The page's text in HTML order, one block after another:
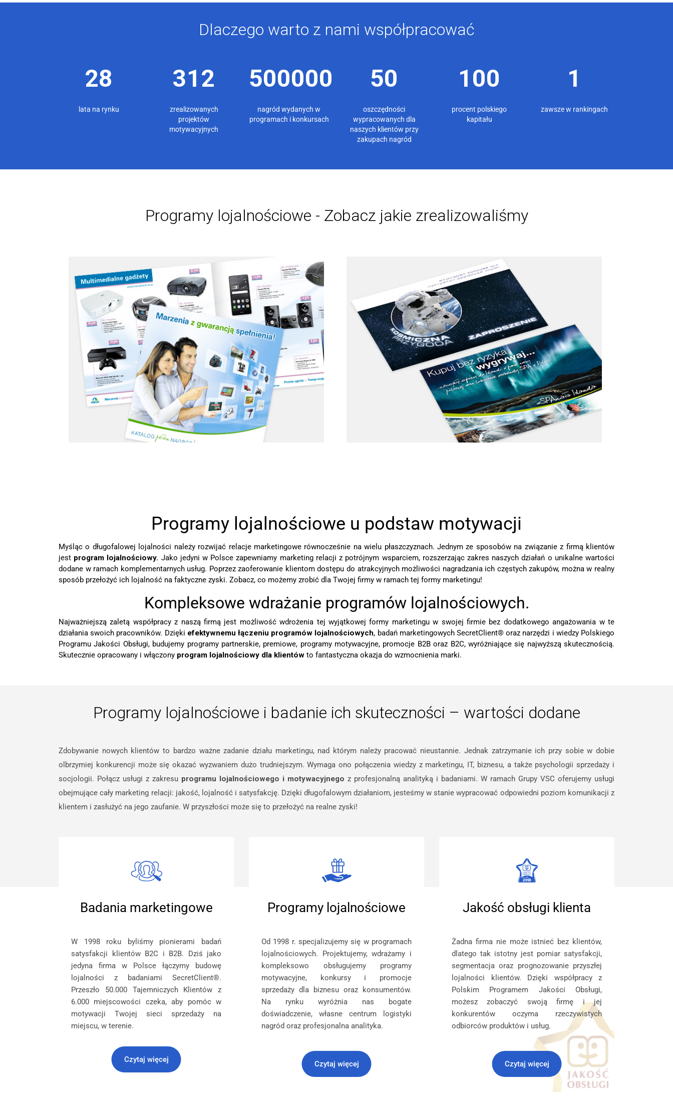
Dlaczego warto z nami współpracować
28
lata na rynku
312
zrealizowanych
projektów
motywacyjnych
500000
nagród wydanych w
programach i konkursach
50
oszczędności
wypracowanych dla
naszych klientów przy
zakupach nagród
100
procent polskiego
kapitału
1
zawsze w rankingach
Programy lojalnościowe - Zobacz jakie zrealizowaliśmy
Programy lojalnościowe u podstaw motywacji
Myśląc o długofalowej lojalności należy rozwijać relacje marketingowe równocześnie na wielu płaszczyznach. Jednym ze sposobów na związanie z firmą klientów
jest program lojalnościowy. Jako jedyni w Polsce zapewniamy marketing relacji z potrójnym wsparciem, rozszerzając zakres naszych działań o unikalne wartości
dodane w ramach komplementarnych usług. Poprzez zaoferowanie klientom dostępu do atrakcyjnych możliwości nagradzania ich częstych zakupów, można w realny
sposób przełożyć ich lojalność na faktyczne zyski. Zobacz, co możemy zrobić dla Twojej firmy w ramach tej formy marketingu!
Kompleksowe wdrażanie programów lojalnościowych.
Najważniejszą zaletą współpracy z naszą firmą jest możliwość wdrożenia tej wyjątkowej formy marketingu w swojej firmie bez dodatkowego angażowania w te
działania swoich pracowników. Dzięki efektywnemu łączeniu programów lojalnościowych, badań marketingowych SecretClient® oraz narzędzi i wiedzy Polskiego
Programu Jakości Obsługi, budujemy programy partnerskie, premiowe, programy motywacyjne, promocje B2B oraz B2C, wyróżniające się najwyższą skutecznością.
Skutecznie opracowany i włączony program lojalnościowy dla klientów to fantastyczna okazja do wzmocnienia marki.
Programy lojalnościowe i badanie ich skuteczności – wartości dodane
Zdobywanie nowych klientów to bardzo ważne zadanie działu marketingu, nad którym należy pracować nieustannie. Jednak zatrzymanie ich przy sobie w dobie
olbrzymiej konkurencji może się okazać wyzwaniem dużo trudniejszym. Wymaga ono połączenia wiedzy z marketingu, IT, biznesu, a także psychologii sprzedaży i
socjologii. Połącz usługi z zakresu programu lojalnościowego i motywacyjnego z profesjonalną analityką i badaniami. W ramach Grupy VSC oferujemy usługi
obejmujące cały marketing relacji: jakość, lojalność i satysfakcję. Dzięki długofalowym działaniom, jesteśmy w stanie wypracować odpowiedni poziom komunikacji z
klientem i zasłużyć na jego zaufanie. W przyszłości może się to przełożyć na realne zyski!
Badania marketingowe
W 1998 roku byliśmy pionierami badań
satysfakcji klientów B2C i B2B. Dziś jako
jedyna firma w Polsce łączymy budowę
lojalności z badaniami SecretClient®.
Przeszło 50.000 Tajemniczych Klientów z
6.000 miejscowości czeka, aby pomóc w
motywacji Twojej sieci sprzedaży na
miejscu, w terenie.
Czytaj więcej
Programy lojalnościowe
Od 1998 r. specjalizujemy się w programach
lojalnościowych. Projektujemy, wdrażamy i
kompleksowo obsługujemy programy
motywacyjne, konkursy i promocje
sprzedaży dla biznesu oraz konsumentów.
Na rynku wyróżnia nas bogate
doświadczenie, własne centrum logistyki
nagród oraz profesjonalna analityka.
Czytaj więcej
Jakość obsługi klienta
Żadna firma nie może istnieć bez klientów,
dlatego tak istotny jest pomiar satysfakcji,
segmentacja oraz prognozowanie przyszłej
lojalności klientów. Dzięki współpracy z
Polskim Programem Jakości Obsługi,
możesz zobaczyć swoją firmę i jej
konkurentów oczyma rzeczywistych
odbiorców produktów i usług.
Czytaj więcej